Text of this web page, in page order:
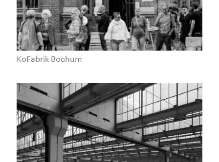
KoFabrik Bochum